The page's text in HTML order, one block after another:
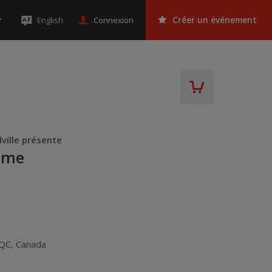
English Connexion Créer un événement
présente
, Canada